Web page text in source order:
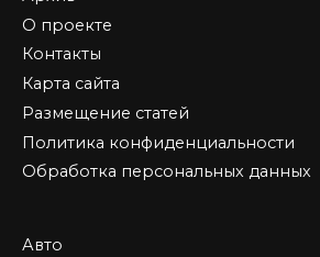
О проекте
Контакты
Карта сайта
Размещение статей
Политика конфиденциальности
Обработка персональных данных
Авто